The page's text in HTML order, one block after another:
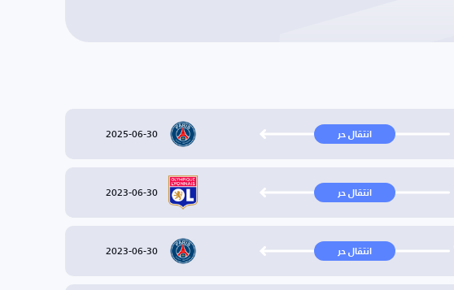
انتقال حر 2025-06-30
انتقال حر 2023-06-30
انتقال حر 2023-06-30